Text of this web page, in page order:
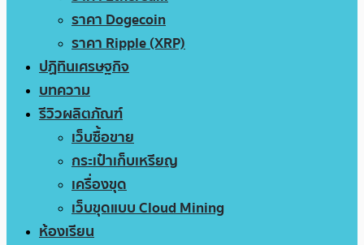
ราคา Dogecoin
ราคา Ripple (XRP)
ปฏิทินเศรษฐกิจ
บทความ
รีวิวผลิตภัณฑ์
เว็บซื้อขาย
กระเป๋าเก็บเหรียญ
เครื่องขุด
เว็บขุดแบบ Cloud Mining
ห้องเรียน